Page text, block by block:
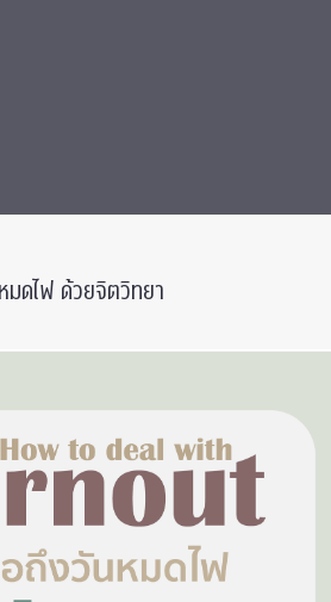
มดไฟ ด้วยจิตวิทยา